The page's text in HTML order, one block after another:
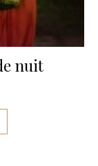
nuit